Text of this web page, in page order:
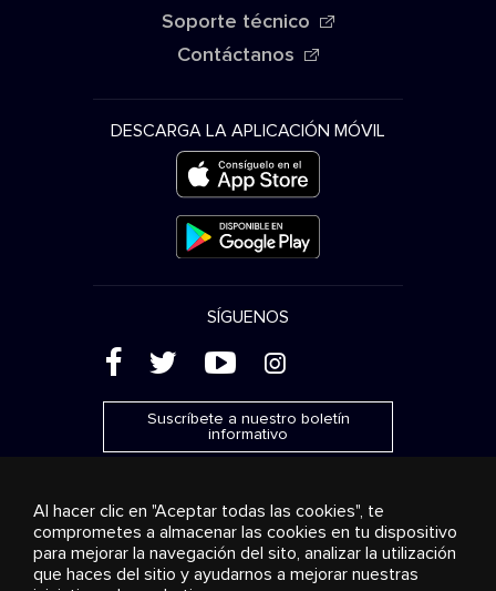
Soporte técnico
Contáctanos
DESCARGA LA APLICACIÓN MÓVIL
SÍGUENOS
( ' + &
Suscríbete a nuestro boletín
informativo
Publicidad Transmisión y distribución
Productos de
consumo
Soluciones empresariales Radio
Sobre
Al hacer clic en "Aceptar todas las cookies", te
comprometes a almacenar las cookies en tu dispositivo
para mejorar la navegación del sito, analizar la utilización
que haces del sitio y ayudarnos a mejorar nuestras